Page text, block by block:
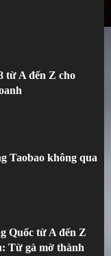
Taobao không qua
từ A đến Z cho
Taobao không qua
Quốc từ A đến Z
Từ gà mờ thành